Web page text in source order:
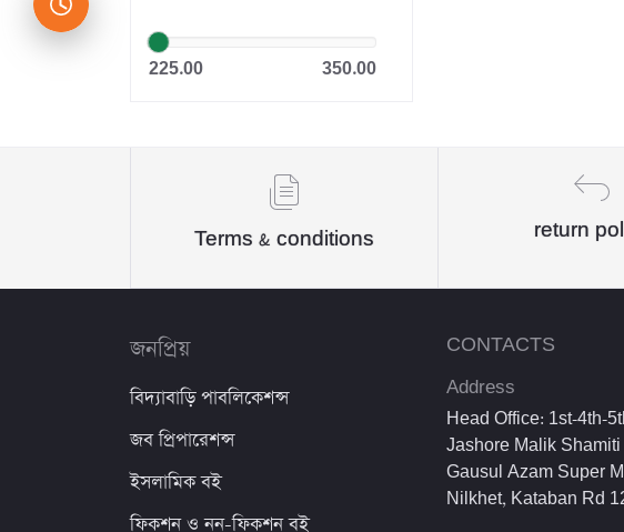
Dr. Khandaker Abdullah
Jahangir
কিউএনএ পাবলিকেশন্স লেখক পরিষদ
অর্কিড সম্পাদনা পর্ষদ (সম্পাদক)
রবীন্দ্রনাথ ঠাকুর
225.00 350.00
Terms & conditions return
জনপ্রিয়
বিদ্যাবাড়ি পাবলিকেশন্স
জব প্রিপারেশন্স
ইসলামিক বই
ফিকশন ও নন-ফিকশন বই
CONTACTS
Address
Head Office: 1st-4th-
Jashore Malik
Gausul Azam Super
Nilkhet, Kataban Rd